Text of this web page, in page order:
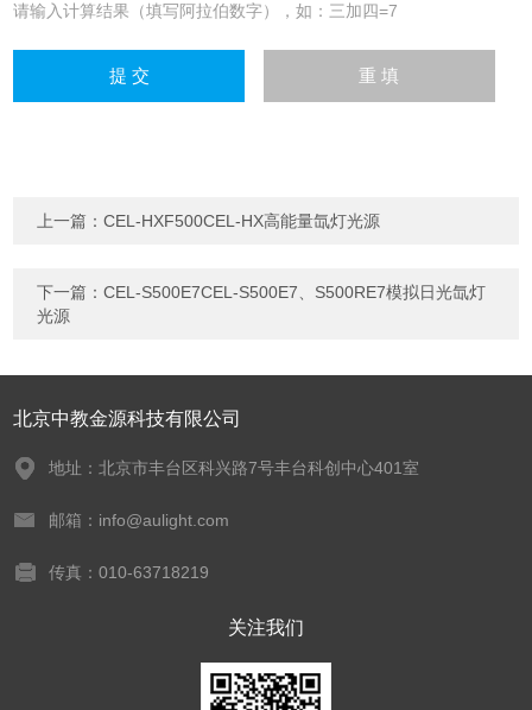
请输入计算结果（填写阿拉伯数字），如：三加四=7
上一篇：CEL-HXF500CEL-HX高能量氙灯光源
下一篇：CEL-S500E7CEL-S500E7、S500RE7模拟日光氙灯
光源
北京中教金源科技有限公司
地址：北京市丰台区科兴路7号丰台科创中心401室
邮箱：info@aulight.com
传真：010-63718219
关注我们